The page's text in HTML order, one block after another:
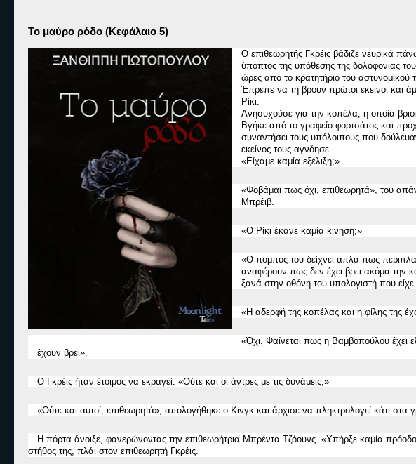
Το μαύρο ρόδο (Κεφάλαιο 5)
Ο επιθεωρητής Γκρέις βάδιζε νευρικά
ύποπτος της υπόθεσης της δολοφονίας
ώρες από το κρατητήριο του αστυνομικού
Έπρεπε να τη βρουν πρώτοι εκείνοι και
Ρίκι.
Ανησυχούσε για την κοπέλα, η οποία
Βγήκε από το γραφείο φορτσάτος και
συναντήσει τους υπόλοιπους που
εκείνος τους αγνόησε.
«Είχαμε καμία εξέλιξη;»
«Φοβάμαι πως όχι, επιθεωρητά», του
Μπρέιβ.
«Ο Ρίκι έκανε καμία κίνηση;»
«Ο πομπός του δείχνει απλά πως
αναφέρουν πως δεν έχει βρει ακόμα την
ξανά στην οθόνη του υπολογιστή που
«Η αδερφή της κοπέλας και η φίλης της
«Όχι. Φαίνεται πως η Βαμβοπούλου έχει
έχουν βρει».
Ο Γκρέις ήταν έτοιμος να εκραγεί. «Ούτε και οι άντρες με τις δυνάμεις;»
«Ούτε και αυτοί, επιθεωρητά», απολογήθηκε ο Κινγκ και άρχισε να πληκτρολογεί κάτι στα
Η πόρτα άνοιξε, φανερώνοντας την επιθεωρήτρια Μπρέντα Τζόουνς. «Υπήρξε καμία
στήθος της, πλάι στον επιθεωρητή Γκρέις.